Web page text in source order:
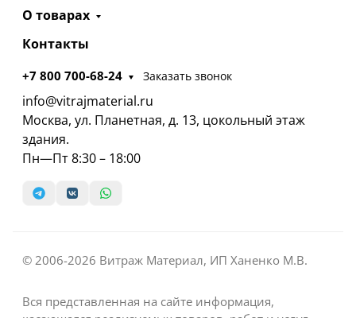
О товарах
Контакты
+7 800 700-68-24 Заказать звонок
info@vitrajmaterial.ru
Москва, ул. Планетная, д. 13, цокольный этаж
здания.
Пн—Пт 8:30 – 18:00
© 2006-2026 Витраж Материал, ИП Ханенко М.В.
Вся представленная на сайте информация,